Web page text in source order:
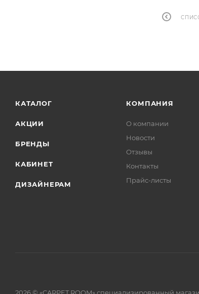
КАТАЛОГ
АКЦИИ
БРЕНДЫ
КАБИНЕТ
ДИЗАЙНЕРАМ
КОМПАНИЯ
О компании
Новости
Отзывы
Контакты
Прайс-листы